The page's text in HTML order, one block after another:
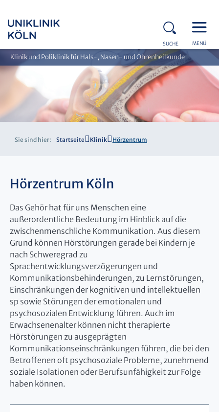
SUCHE MENÜ
Klinik und Poliklinik für Hals-, Nasen- und Ohrenheilkunde
Sie sind hier: Startseite Klinik Hörzentrum
Hörzentrum Köln
Das Gehör hat für uns Menschen eine
außerordentliche Bedeutung im Hinblick auf die
zwischenmenschliche Kommunikation. Aus diesem
Grund können Hörstörungen gerade bei Kindern je
nach Schweregrad zu
Sprachentwicklungsverzögerungen und
Kommunikationsbehinderungen, zu Lernstörungen,
Einschränkungen der kognitiven und intellektuellen
sp sowie Störungen der emotionalen und
psychosozialen Entwicklung führen. Auch im
Erwachsenenalter können nicht therapierte
Hörstörungen zu ausgeprägten
Kommunikationseinschränkungen führen, die bei den
Betroffenen oft psychosoziale Probleme, zunehmend
soziale Isolationen oder Berufsunfähigkeit zur Folge
haben können.